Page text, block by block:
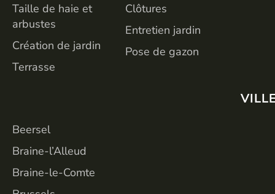
Taille de haie et
arbustes
Création de jardin
Terrasse
Clôtures
Entretien jardin
Pose de gazon
Beersel
Braine-l’Alleud
Braine-le-Comte